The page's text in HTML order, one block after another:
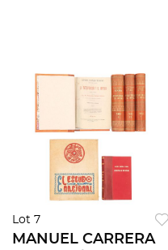
Lot 7
MANUEL CARRERA